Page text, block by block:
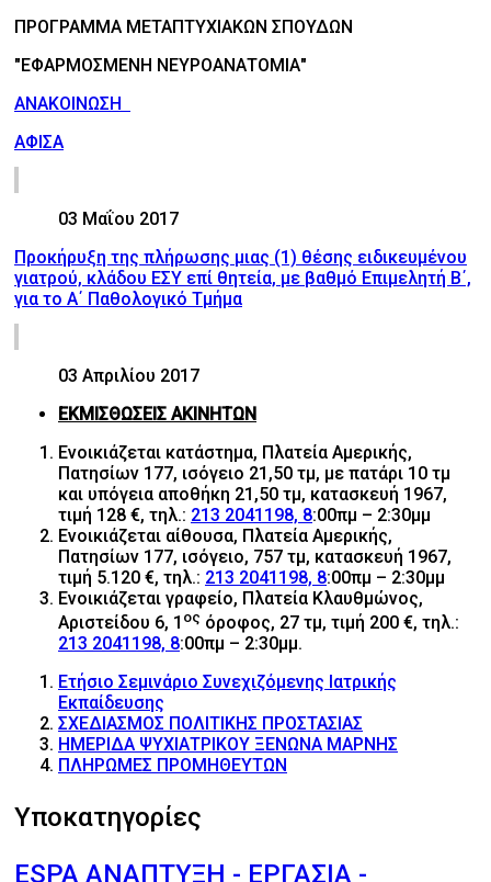
ΠΡΟΓΡΑΜΜΑ ΜΕΤΑΠΤΥΧΙΑΚΩΝ ΣΠΟΥΔΩΝ
"ΕΦΑΡΜΟΣΜΕΝΗ ΝΕΥΡΟΑΝΑΤΟΜΙΑ"
ΑΝΑΚΟΙΝΩΣΗ
ΑΦΙΣΑ
03 Μαΐου 2017
Προκήρυξη της πλήρωσης μιας (1) θέσης ειδικευμένου
γιατρού, κλάδου ΕΣΥ επί θητεία, με βαθμό Επιμελητή Β΄,
για το Α΄ Παθολογικό Τμήμα
03 Απριλίου 2017
ΕΚΜΙΣΘΩΣΕΙΣ ΑΚΙΝΗΤΩΝ
Ενοικιάζεται κατάστημα, Πλατεία Αμερικής,
Πατησίων 177, ισόγειο 21,50 τμ, με πατάρι 10 τμ
και υπόγεια αποθήκη 21,50 τμ, κατασκευή 1967,
τιμή 128 €, τηλ.: 213 2041198, 8:00πμ – 2:30μμ
Ενοικιάζεται αίθουσα, Πλατεία Αμερικής,
Πατησίων 177, ισόγειο, 757 τμ, κατασκευή 1967,
τιμή 5.120 €, τηλ.: 213 2041198, 8:00πμ – 2:30μμ
Ενοικιάζεται γραφείο, Πλατεία Κλαυθμώνος,
Αριστείδου 6, 1 ος όροφος, 27 τμ, τιμή 200 €, τηλ.:
213 2041198, 8:00πμ – 2:30μμ.
Ετήσιο Σεμινάριο Συνεχιζόμενης Ιατρικής
Εκπαίδευσης
ΣΧΕΔΙΑΣΜΟΣ ΠΟΛΙΤΙΚΗΣ ΠΡΟΣΤΑΣΙΑΣ
ΗΜΕΡΙΔΑ ΨΥΧΙΑΤΡΙΚΟΥ ΞΕΝΩΝΑ ΜΑΡΝΗΣ
ΠΛΗΡΩΜΕΣ ΠΡΟΜΗΘΕΥΤΩΝ
Υποκατηγορίες
ESPA ΑΝΑΠΤΥΞΗ - ΕΡΓΑΣΙΑ -